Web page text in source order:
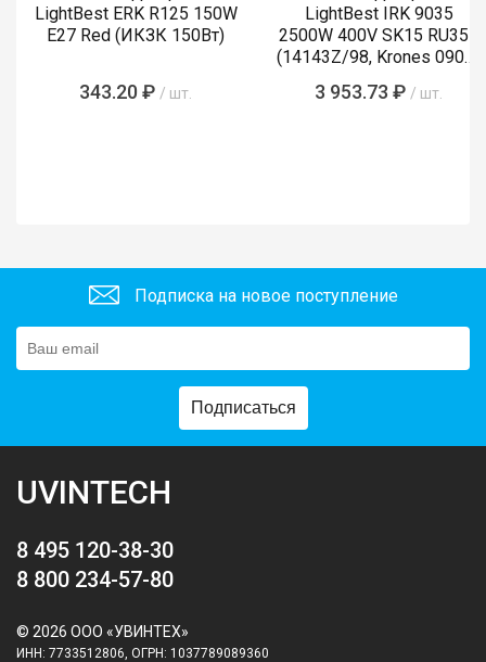
LightBest ERK R125 150W
E27 Red (ИКЗК 150Вт)
343.20 ₽ / шт.
LightBest IRK 9035
2500W 400V SK15 RU355
(14143Z/98, Krones 0900-
3 953.73 ₽ / шт.
Подписка на новое поступление
Подписаться
UVINTECH
8 495 120-38-30
8 800 234-57-80
© 2026 ООО «УВИНТЕХ»
ИНН: 7733512806, ОГРН: 1037789089360